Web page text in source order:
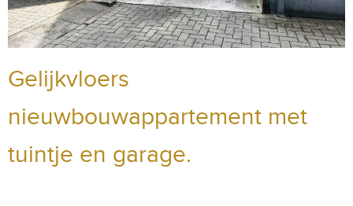
Gelijkvloers
nieuwbouwappartement met
tuintje en garage.